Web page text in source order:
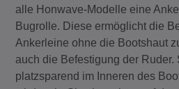
alle Honwave-Modelle eine
Bugrolle. Diese ermöglicht die
Ankerleine ohne die Bootshaut
auch die Befestigung der Ruder.
platzsparend im Inneren des